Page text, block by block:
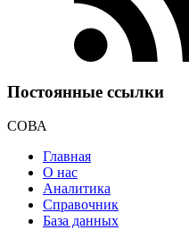
Постоянные ссылки
СОВА
Главная
О нас
Аналитика
Справочник
База данных